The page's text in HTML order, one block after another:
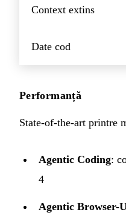
Context extins
Date cod
Performanță
State-of-the-art printre
Agentic Coding:
4
Agentic Browser-